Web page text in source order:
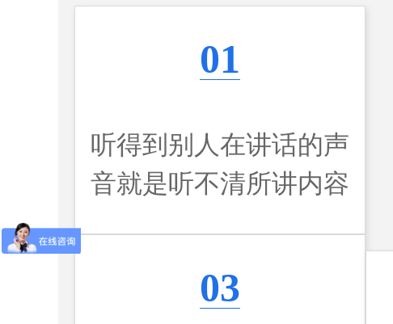
01
听得到别人在讲话的声
音就是听不清所讲内容
03